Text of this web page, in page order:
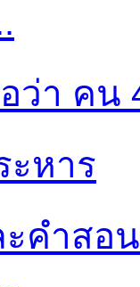
ว่า คน
ะหาร
ะคำส